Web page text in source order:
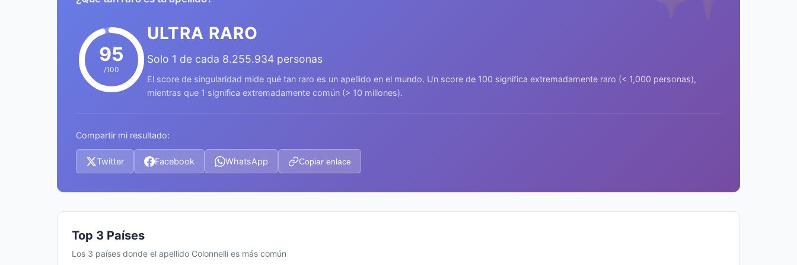
95
/100
ULTRA RARO
Solo 1 de cada 8.255.934 personas
El score de singularidad mide qué tan raro es un apellido en el mundo. Un score de 100 significa extremadamente raro (< 1,000 personas),
mientras que 1 significa extremadamente común (> 10 millones).
Compartir mi resultado:
Twitter Facebook WhatsApp Copiar enlace
Top 3 Países
Los 3 países donde el apellido Colonnelli es más común